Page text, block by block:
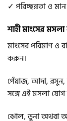
✓ পরিচ্ছন্নতা ও মান
শাহী মাংসের
মাংসের পরিমাণ ও
করুন।
পেঁয়াজ, আদা,
সঙ্গে এই মসলা যোগ
ঝোল, ভুনা অথবা